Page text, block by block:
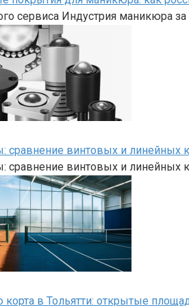
сервиса Индустрия маникюра
сравнение винтовых и линейных
винтовых и линейных
корта в Тольятти: открытые